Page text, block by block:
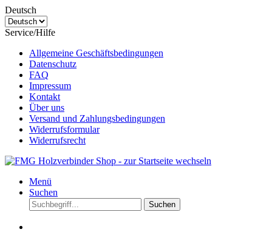
Deutsch
Service/Hilfe
Allgemeine Geschäftsbedingungen
Datenschutz
FAQ
Impressum
Kontakt
Über uns
Versand und Zahlungsbedingungen
Widerrufsformular
Widerrufsrecht
Menü
Suchen
Suchen